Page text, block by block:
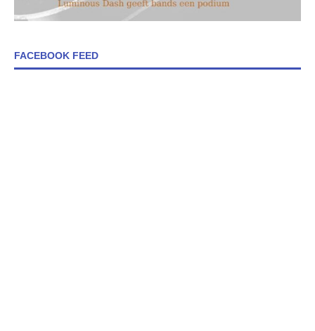
FACEBOOK FEED